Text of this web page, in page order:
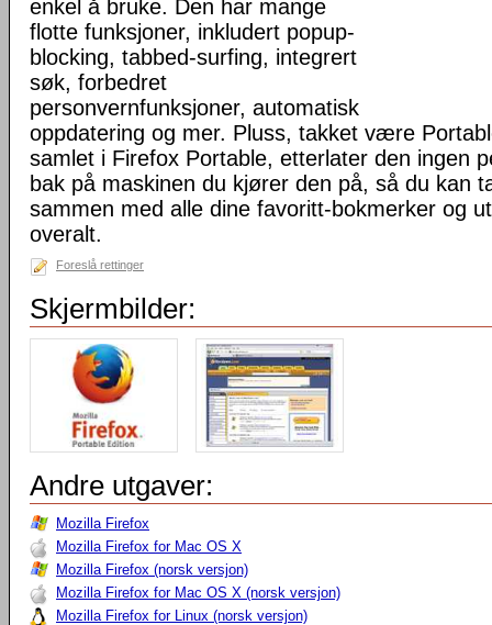
enkel å bruke. Den har mange
flotte funksjoner, inkludert popup-
blocking, tabbed-surfing, integrert
søk, forbedret
personvernfunksjoner, automatisk
oppdatering og mer. Pluss, takket være
samlet i Firefox Portable, etterlater den ingen
bak på maskinen du kjører den på, så du kan
sammen med alle dine favoritt-bokmerker og
overalt.
Foreslå rettinger
Skjermbilder:
Andre utgaver:
Mozilla Firefox
Mozilla Firefox for Mac OS X
Mozilla Firefox (norsk versjon)
Mozilla Firefox for Mac OS X (norsk versjon)
Mozilla Firefox for Linux (norsk versjon)